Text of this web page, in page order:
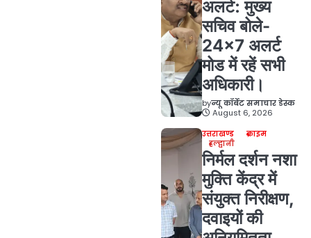
अलर्ट: मुख्य
सचिव बोले-
24×7 अलर्ट
मोड में रहें सभी
अधिकारी।
byन्यू कॉर्बेट समाचार डेस्क
August 6, 2026
उत्तराखण्ड
क्राइम
हल्द्वानी
निर्मल दर्शन नशा
मुक्ति केंद्र में
संयुक्त निरीक्षण,
दवाइयों की